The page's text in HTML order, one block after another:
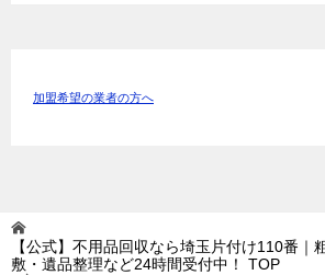
加盟希望の業者の方へ
【公式】不用品回収なら埼玉片付け110番｜
敷・遺品整理など24時間受付中！
TOP